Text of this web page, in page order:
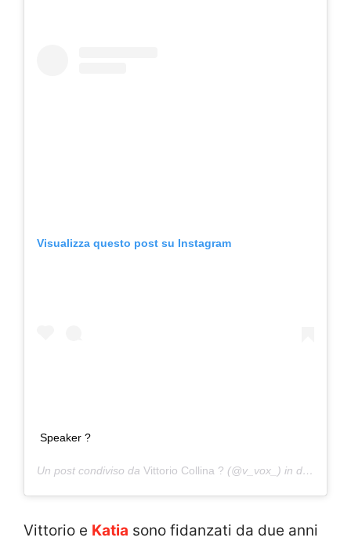
Visualizza questo post su Instagram
Speaker ?
Un post condiviso da Vittorio Collina ? (@v_vox_) in data:
Vittorio e Katia sono fidanzati da due anni